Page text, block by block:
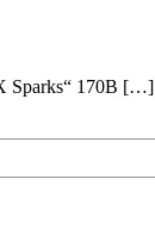
Sparks“ 170B […]